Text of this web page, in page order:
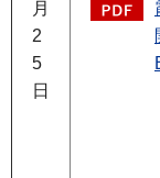
月
2
5
日